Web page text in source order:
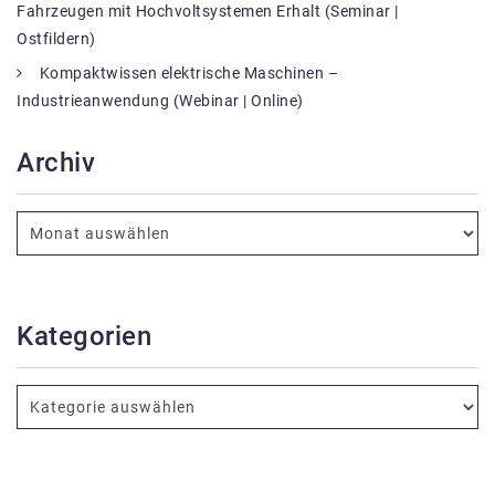
Fahrzeugen mit Hochvoltsystemen Erhalt (Seminar |
Ostfildern)
Kompaktwissen elektrische Maschinen –
Industrieanwendung (Webinar | Online)
Archiv
Kategorien